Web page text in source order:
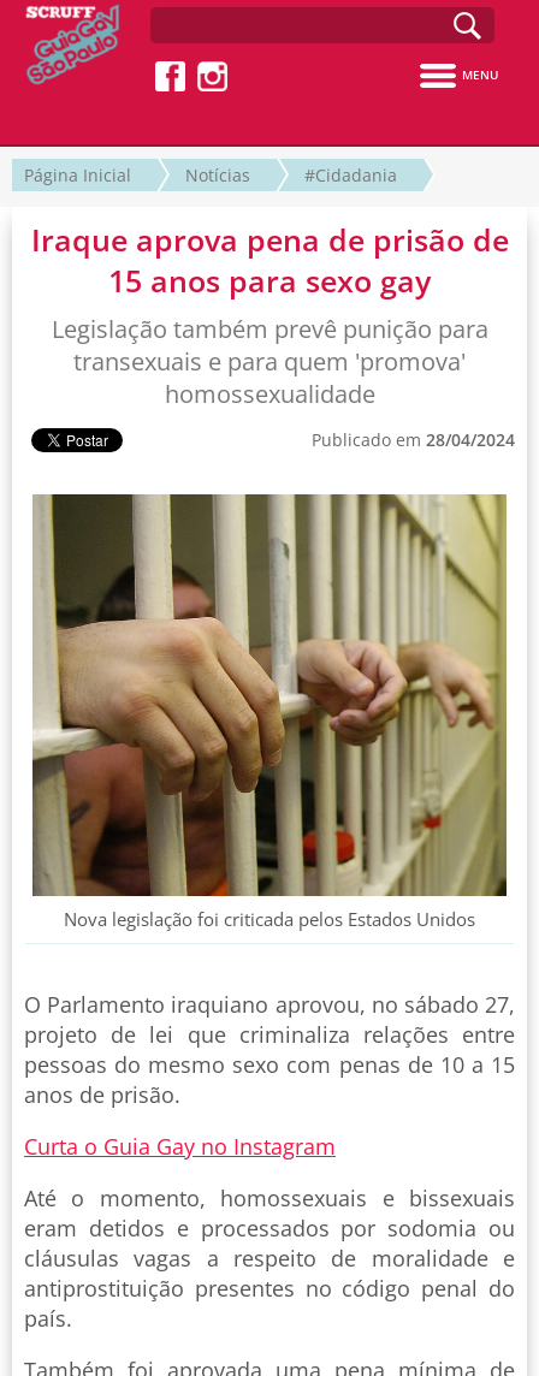
MENU
Página Inicial Notícias #Cidadania
Iraque aprova pena de prisão de
15 anos para sexo gay
Legislação também prevê punição para
transexuais e para quem 'promova'
homossexualidade
Publicado em 28/04/2024
Nova legislação foi criticada pelos Estados Unidos
O Parlamento iraquiano aprovou, no sábado 27,
projeto de lei que criminaliza relações entre
pessoas do mesmo sexo com penas de 10 a 15
anos de prisão.
Curta o Guia Gay no Instagram
Até o momento, homossexuais e bissexuais
eram detidos e processados por sodomia ou
cláusulas vagas a respeito de moralidade e
antiprostituição presentes no código penal do
país.
Também foi aprovada uma pena mínima de